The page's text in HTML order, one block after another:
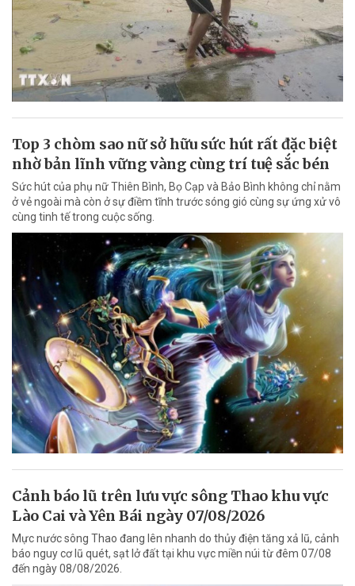
Top 3 chòm sao nữ sở hữu sức hút rất đặc biệt
nhờ bản lĩnh vững vàng cùng trí tuệ sắc bén
Sức hút của phụ nữ Thiên Bình, Bọ Cạp và Bảo Bình không chỉ nằm
ở vẻ ngoài mà còn ở sự điềm tĩnh trước sóng gió cùng sự ứng xử vô
cùng tinh tế trong cuộc sống.
Cảnh báo lũ trên lưu vực sông Thao khu vực
Lào Cai và Yên Bái ngày 07/08/2026
Mực nước sông Thao đang lên nhanh do thủy điện tăng xả lũ, cảnh
báo nguy cơ lũ quét, sạt lở đất tại khu vực miền núi từ đêm 07/08
đến ngày 08/08/2026.